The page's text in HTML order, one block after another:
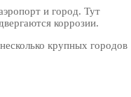
и город. Тут
коррозии.
крупных городов